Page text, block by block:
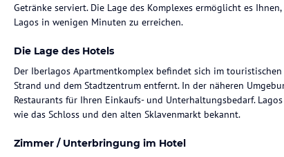
Getränke serviert. Die Lage des Komplexes ermöglicht es
Lagos in wenigen Minuten zu erreichen.
Die Lage des Hotels
Der Iberlagos Apartmentkomplex befindet sich im
Strand und dem Stadtzentrum entfernt. In der näheren
Restaurants für Ihren Einkaufs- und Unterhaltungsbedarf.
wie das Schloss und den alten Sklavenmarkt bekannt.
Zimmer / Unterbringung im Hotel